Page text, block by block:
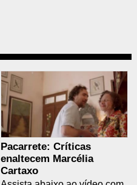
Pacarrete: Críticas
enaltecem Marcélia
Cartaxo